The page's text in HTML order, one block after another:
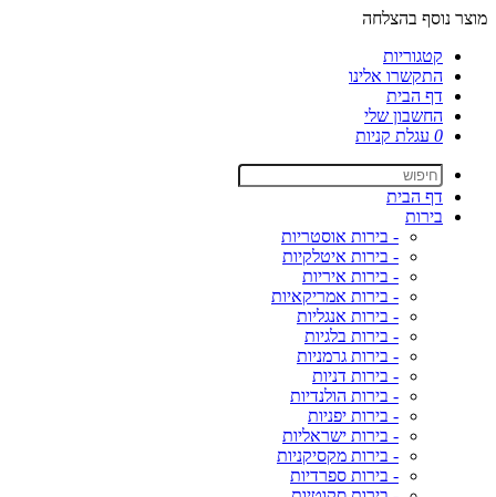
מוצר נוסף בהצלחה
קטגוריות
התקשרו אלינו
דף הבית
החשבון שלי
0 עגלת קניות
דף הבית
בירות
- בירות אוסטריות
- בירות איטלקיות
- בירות איריות
- בירות אמריקאיות
- בירות אנגליות
- בירות בלגיות
- בירות גרמניות
- בירות דניות
- בירות הולנדיות
- בירות יפניות
- בירות ישראליות
- בירות מקסיקניות
- בירות ספרדיות